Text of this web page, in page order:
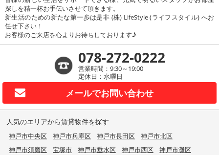
探しを精一杯お手伝いさせて頂きます。
新生活のための新たな第一歩は是非 (株) LifeStyle (ライフスタイル) へお
任せ下さい！
お客様のご来店を心よりお待ちしております♪
078-272-0222
営業時間：9:30～19:00
定休日：水曜日
メールでお問い合わせ
人気のエリアから賃貸物件を探す
神戸市中央区 神戸市兵庫区 神戸市長田区
神戸市北区
神戸市須磨区
宝塚市 神戸市垂水区 神戸市西区
神戸市灘区